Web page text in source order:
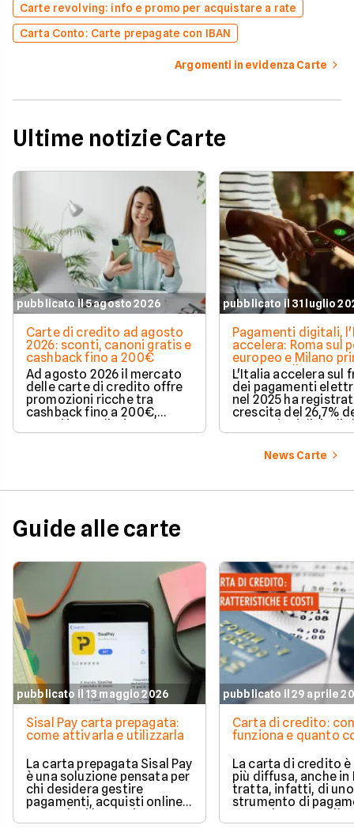
Carte revolving: info e promo per acquistare a rate
Carta Conto: Carte prepagate con IBAN
Argomenti in evidenza Carte
Ultime notizie Carte
pubblicato il 5 agosto 2026
Carte di credito ad agosto
2026: sconti, canoni gratis e
cashback fino a 200€
Ad agosto 2026 il mercato
delle carte di credito offre
promozioni ricche tra
cashback fino a 200€,
azzeramento del canone.
pubblicato il 31 luglio
Pagamenti digitali,
accelera: Roma sul
europeo e Milano
spesa media
L'Italia accelera sul
dei pagamenti
nel 2025 ha
crescita del 26,7%
conquista il terzo
Europa per
delle operazioni
delle città più
più piccole e il Sud
Scopri come e
questo articolo a
Facile.it.
News Carte
Guide alle carte
pubblicato il 13 maggio 2026
Sisal Pay carta prepagata:
come attivarla e utilizzarla
La carta prepagata Sisal Pay
è una soluzione pensata per
chi desidera gestire
pagamenti, acquisti online e
pubblicato il 29 aprile
Carta di credito:
funziona e quanto
La carta di credito è
più diffusa, anche in
tratta, infatti, di uno
strumento di